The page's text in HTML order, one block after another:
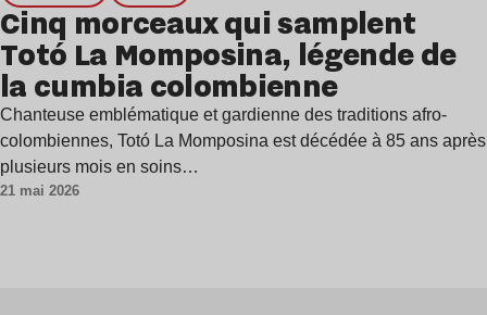
Cinq morceaux qui samplent
Totó La Momposina, légende de
la cumbia colombienne
Chanteuse emblématique et gardienne des traditions afro-
colombiennes, Totó La Momposina est décédée à 85 ans après
plusieurs mois en soins…
21 mai 2026